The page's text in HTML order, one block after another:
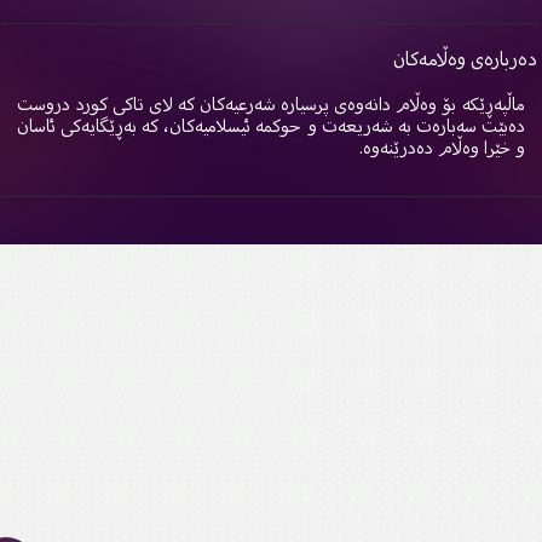
وەڵامەکان
ماڵپەڕێکە بۆ وەڵام دانەوەی پرسیارە شەرعیەکان کە لای تاکی کورد دروست
دەبێت سەبارەت بە شەریعەت و حوکمە ئیسلامیەکان، کە بەڕێگایەکی ئاسان
و خێرا وەڵام دەدرێنەوە.